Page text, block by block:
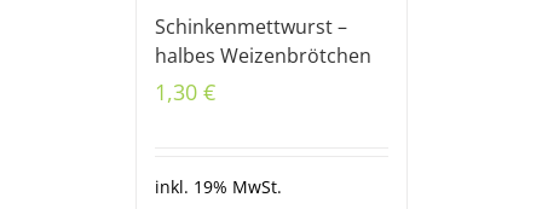
Schinkenmettwurst –
halbes Weizenbrötchen
1,30 €
inkl. 19% MwSt.